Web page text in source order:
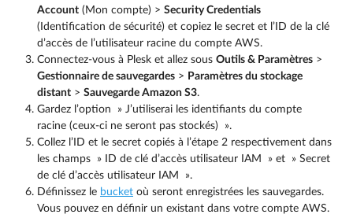
Account (Mon compte) > Security Credentials
(Identification de sécurité) et copiez le secret et l’ID de la clé
d’accès de l’utilisateur racine du compte AWS.
Connectez-vous à Plesk et allez sous Outils & Paramètres >
Gestionnaire de sauvegardes > Paramètres du stockage
distant > Sauvegarde Amazon S3.
Gardez l’option » J’utiliserai les identifiants du compte
racine (ceux-ci ne seront pas stockés) ».
Collez l’ID et le secret copiés à l’étape 2 respectivement dans
les champs » ID de clé d’accès utilisateur IAM » et » Secret
de clé d’accès utilisateur IAM ».
Définissez le bucket où seront enregistrées les sauvegardes.
Vous pouvez en définir un existant dans votre compte AWS.